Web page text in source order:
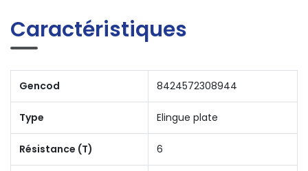
Caractéristiques
Gencod 8424572308944
Type Elingue plate
Résistance (T) 6